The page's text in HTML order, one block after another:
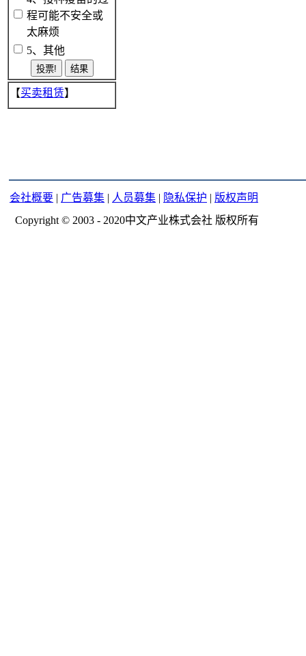
程可能不安全或
太麻烦
5、其他
【买卖租赁】
会社概要 | 广告募集 | 人员募集 | 隐私保护 | 版权声明
Copyright © 2003 - 2020中文产业株式会社 版权所有